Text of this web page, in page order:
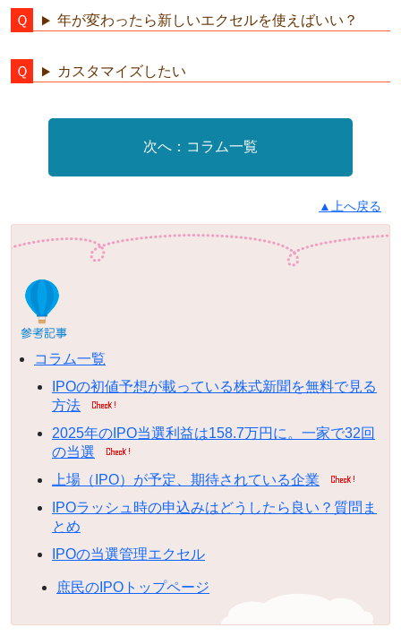
年が変わったら新しいエクセルを使えばいい？
カスタマイズしたい
コラム一覧
▲上へ戻る
コラム一覧
IPOの初値予想が載っている株式新聞を無料で見る
方法
2025年のIPO当選利益は158.7万円に。一家で32回
の当選
上場（IPO）が予定、期待されている企業
IPOラッシュ時の申込みはどうしたら良い？質問ま
とめ
IPOの当選管理エクセル
庶民のIPOトップページ